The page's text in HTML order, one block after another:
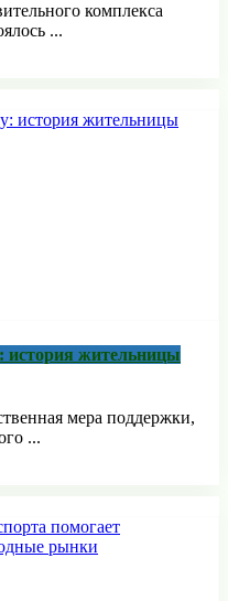
комплекса
...
история жительницы
мера поддержки,
...